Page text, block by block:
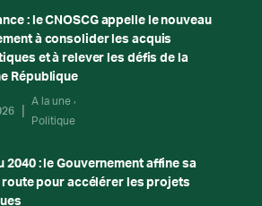
: le CNOSCG appelle le nouveau
à consolider les acquis
et à relever les défis de la
République
A la une
Politique
2040 : le Gouvernement affine sa
route pour accélérer les projets